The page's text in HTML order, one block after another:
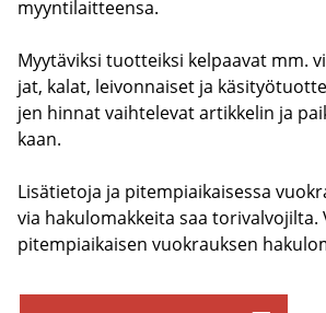
myyn­ti­lait­teen­sa.
Myy­tä­vik­si tuot­teik­si kel­paa­vat mm.
jat, kalat, lei­von­nai­set ja
jen hin­nat vaih­te­le­vat ar­tik­ke­lin ja
kaan.
Li­sä­tie­to­ja ja pi­tem­piai­kai­ses­sa
via ha­ku­lo­mak­kei­ta saa to­ri­val­vo­jil­ta.
pi­tem­piai­kai­sen vuo­krauk­sen